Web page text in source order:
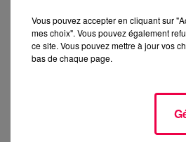
Vous pouvez accepter en cliquant sur
mes choix". Vous pouvez également
ce site. Vous pouvez mettre à jour vos
bas de chaque page.